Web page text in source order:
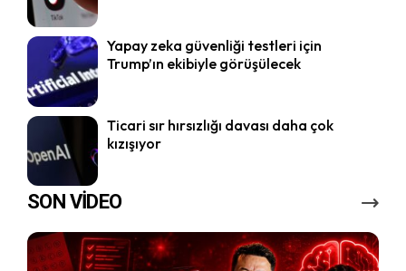
Yapay zeka güvenliği testleri için
Trump’ın ekibiyle görüşülecek
Ticari sır hırsızlığı davası daha çok
kızışıyor
SON VİDEO